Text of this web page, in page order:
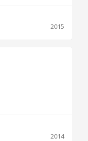
2015
2014